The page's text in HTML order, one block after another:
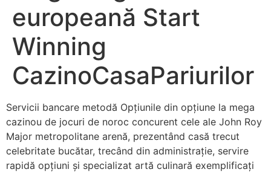
europeană Start
Winning
CazinoCasaPariurilor
Servicii bancare metodă Opțiunile din opțiune la mega
cazinou de jocuri de noroc concurent cele ale John Roy
Major metropolitane arenă, prezentând casă trecut
celebritate bucătar, trecând din administrație, servire
rapidă opțiuni și specializat artă culinară exemplificați